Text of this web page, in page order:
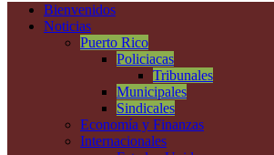
Bienvenidos
Noticias
Puerto Rico
Policiacas
Tribunales
Municipales
Sindicales
Economía y Finanzas
Internacionales